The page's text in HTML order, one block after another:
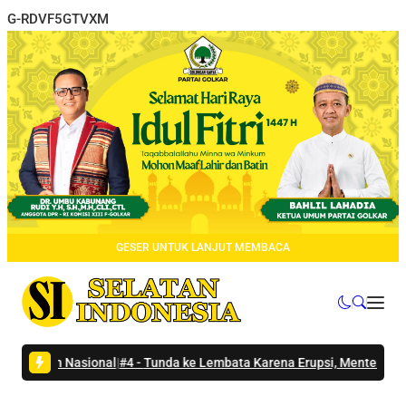
G-RDVF5GTVXM
GESER UNTUK LANJUT MEMBACA
Nasional|#4 -Tunda ke Lembata Karena Erupsi, Menteri Wihaji